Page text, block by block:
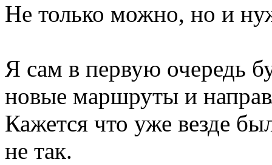
Не только можно, но и
Я сам в первую очередь
новые маршруты и
Кажется что уже везде
не так.